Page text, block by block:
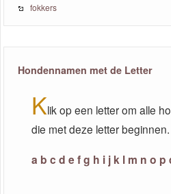
fokkers
Hondennamen met de Letter
Klik op een letter om alle
die met deze letter beginnen.
a b c d e fg h i j k l m n o p